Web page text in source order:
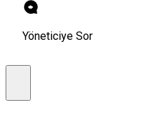
Yöneticiye Sor